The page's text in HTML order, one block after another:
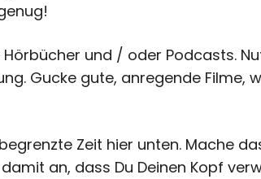
Hörbücher und / oder Podcasts.
Gucke gute, anregende Filme,
Zeit hier unten. Mache
an, dass Du Deinen Kopf